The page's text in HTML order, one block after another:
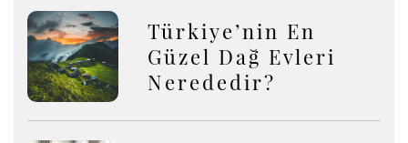
Türkiye’nin En
Güzel Dağ Evleri
Nerededir?